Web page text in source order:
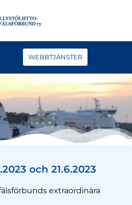
WEBBTJÄNSTER
och 21.6.2023
extraordinära